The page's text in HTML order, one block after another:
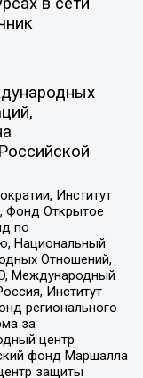
Институт
Фонд Открытое
по
Национальный
Отношений,
Международный
Институт
регионального
за
центр
фонд Маршалла
защиты